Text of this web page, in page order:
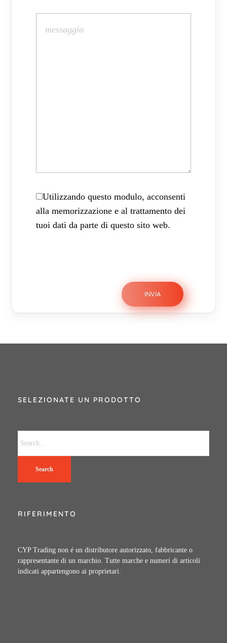
Utilizzando questo modulo, acconsenti
alla memorizzazione e al trattamento dei
tuoi dati da parte di questo sito web.
SELEZIONATE UN PRODOTTO
Search
RIFERIMENTO
CYP Trading non é un distributore autorizzato, fabbricante o
rappresentante di un marchio. Tutte marche e numeri di articoli
indicati appartengono ai proprietari.